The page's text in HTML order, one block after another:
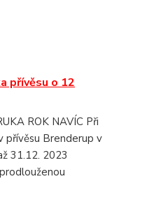
přívěsu o 12
ROK NAVÍC Při
přívěsu Brenderup v
31.12. 2023